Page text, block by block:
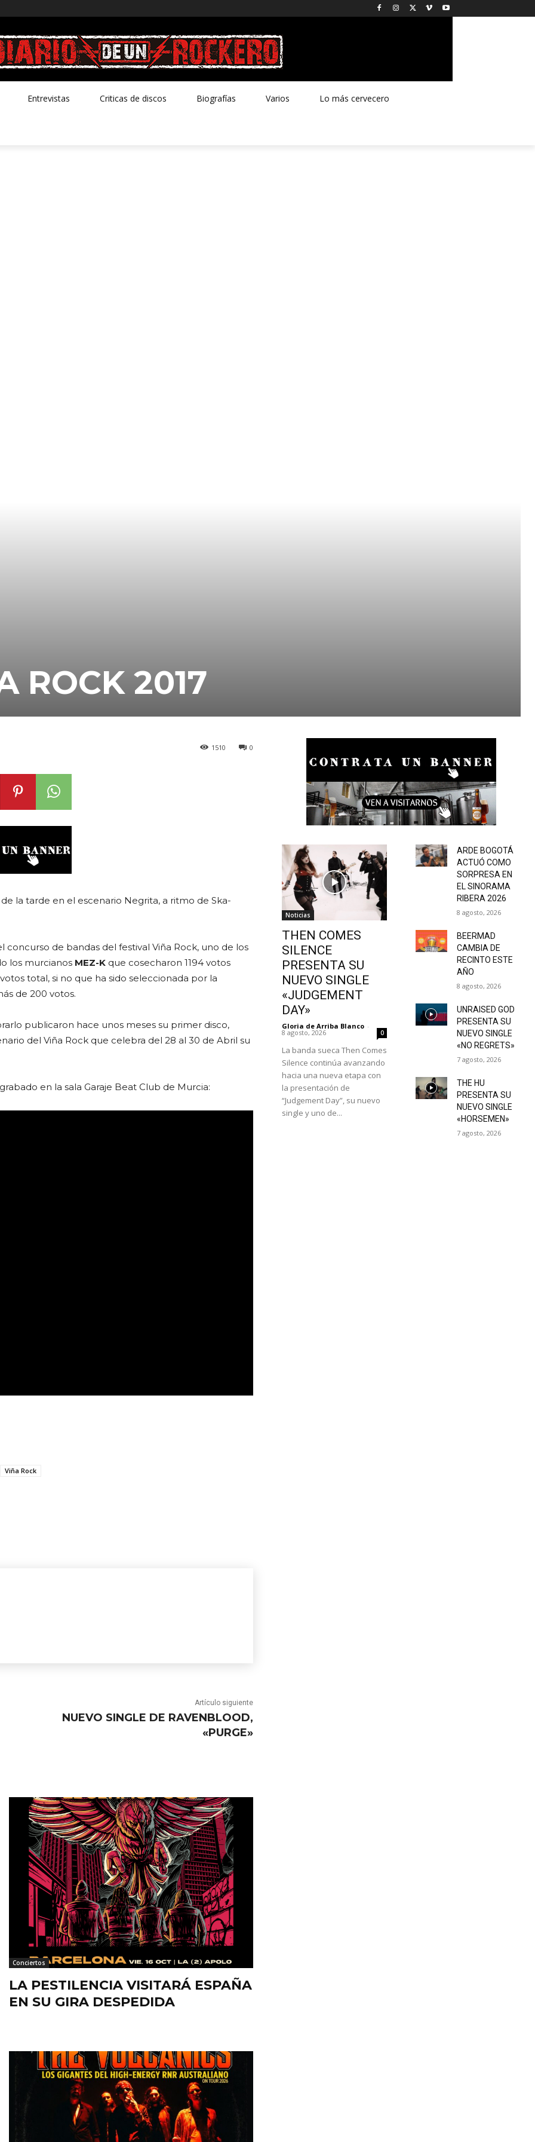
Entrevistas Criticas de discos Biografías Varios Lo más cervecero
ROCK 2017
0
1510
la tarde en el escenario Negrita, a ritmo de Ska-
concurso de bandas del festival Viña Rock, uno de los
los murcianos MEZ-K que cosecharon 1194 votos
total, si no que ha sido seleccionada por la
de 200 votos.
publicaron hace unos meses su primer disco,
del Viña Rock que celebra del 28 al 30 de Abril su
en la sala Garaje Beat Club de Murcia:
Viña Rock
Artículo siguiente
NUEVO SINGLE DE RAVENBLOOD,
«PURGE»
Conciertos
LA PESTILENCIA VISITARÁ ESPAÑA
EN SU GIRA DESPEDIDA
Noticias
THEN COMES
SILENCE
PRESENTA SU
NUEVO SINGLE
«JUDGEMENT
DAY»
Gloria de Arriba Blanco -
8 agosto, 2026 0
La banda sueca Then Comes
Silence continúa avanzando
hacia una nueva etapa con
la presentación de
“Judgement Day”, su nuevo
single y uno de...
ARDE BOGOTÁ
ACTUÓ COMO
SORPRESA EN
EL SINORAMA
RIBERA 2026
8 agosto, 2026
BEERMAD
CAMBIA DE
RECINTO ESTE
AÑO
8 agosto, 2026
UNRAISED GOD
PRESENTA SU
NUEVO SINGLE
«NO REGRETS»
7 agosto, 2026
THE HU
PRESENTA SU
NUEVO SINGLE
«HORSEMEN»
7 agosto, 2026